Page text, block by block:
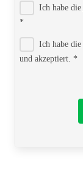
Ich habe die
*
Ich habe die
und akzeptiert. *